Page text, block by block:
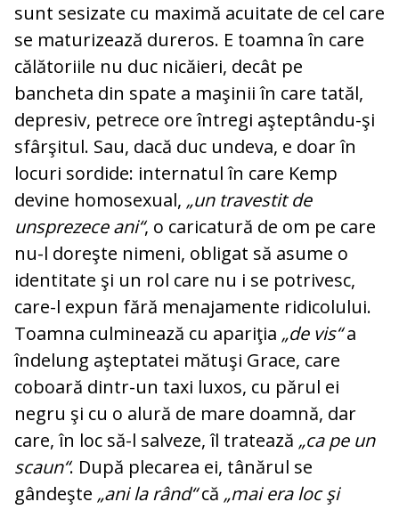
sunt sesizate cu maximă acuitate de cel care
se maturizează dureros. E toamna în care
călătoriile nu duc nicăieri, decât pe
bancheta din spate a maşinii în care tatăl,
depresiv, petrece ore întregi aşteptându-şi
sfârşitul. Sau, dacă duc undeva, e doar în
locuri sordide: internatul în care Kemp
devine homosexual, „un travestit de
unsprezece ani“, o caricatură de om pe care
nu-l doreşte nimeni, obligat să asume o
identitate şi un rol care nu i se potrivesc,
care-l expun fără menajamente ridicolului.
Toamna culminează cu apariţia „de vis“a
îndelung aşteptatei mătuşi Grace, care
coboară dintr-un taxi luxos, cu părul ei
negru şi cu o alură de mare doamnă, dar
care, în loc să-l salveze, îl tratează „ca pe un
scaun“. După plecarea ei, tânărul se
gândeşte „ani la rând“că „mai era loc şi